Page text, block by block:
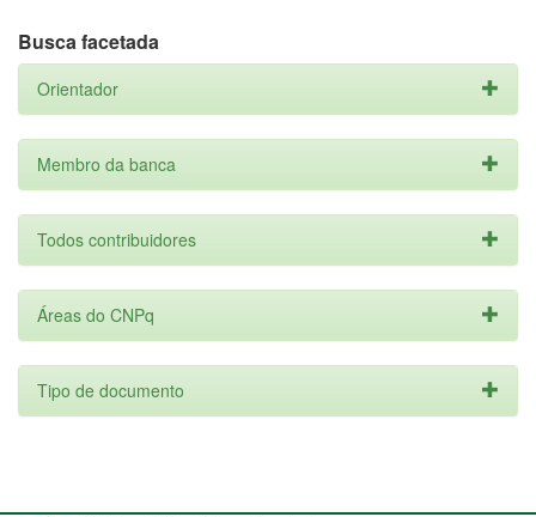
Busca facetada
Orientador
Membro da banca
Todos contribuidores
Áreas do CNPq
Tipo de documento